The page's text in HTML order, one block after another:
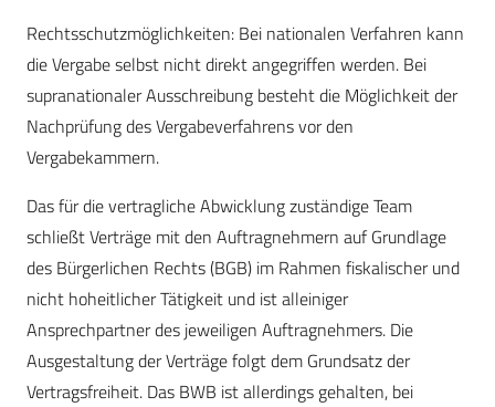
Rechtsschutzmöglichkeiten: Bei nationalen Verfahren kann
die Vergabe selbst nicht direkt angegriffen werden. Bei
supranationaler Ausschreibung besteht die Möglichkeit der
Nachprüfung des Vergabeverfahrens vor den
Vergabekammern.
Das für die vertragliche Abwicklung zuständige Team
schließt Verträge mit den Auftragnehmern auf Grundlage
des Bürgerlichen Rechts (BGB) im Rahmen fiskalischer und
nicht hoheitlicher Tätigkeit und ist alleiniger
Ansprechpartner des jeweiligen Auftragnehmers. Die
Ausgestaltung der Verträge folgt dem Grundsatz der
Vertragsfreiheit. Das BWB ist allerdings gehalten, bei